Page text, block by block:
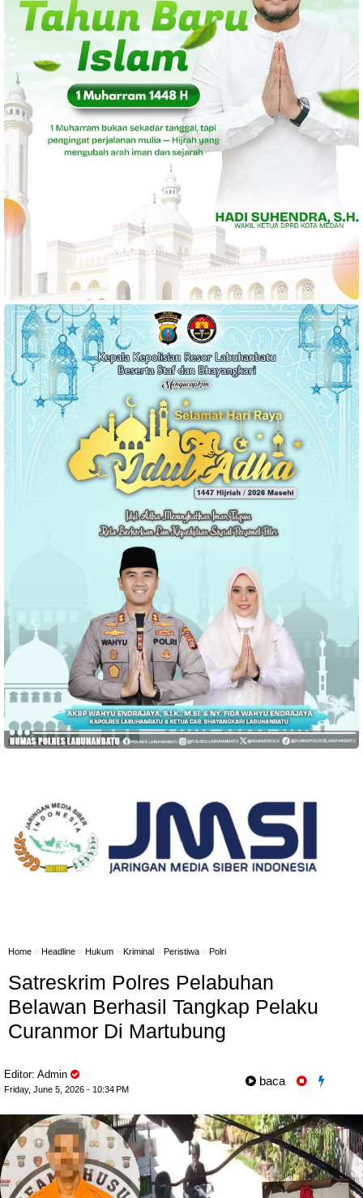
Home » Headline » Hukum » Kriminal » Peristiwa » Polri
Satreskrim Polres Pelabuhan
Belawan Berhasil Tangkap Pelaku
Curanmor Di Martubung
Editor: Admin
Friday, June 5, 2026 - 10:34 PM
baca